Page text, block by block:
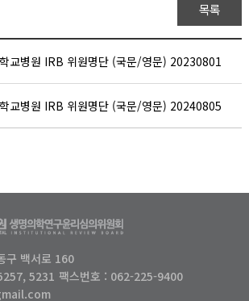
목록
교병원 IRB 위원명단 (국문/영문) 20230801
교병원 IRB 위원명단 (국문/영문) 20240805
구 백서로 160
5231 팩스번호 : 062-225-9400